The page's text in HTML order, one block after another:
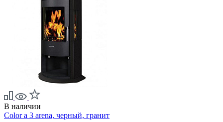
В наличии
Color a 3 arena, черный, гранит